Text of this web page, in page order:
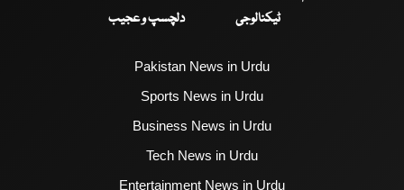
ٹیکنالوجی
دلچسپ و عجیب
Pakistan News in Urdu
Sports News in Urdu
Business News in Urdu
Tech News in Urdu
Entertainment News in Urdu